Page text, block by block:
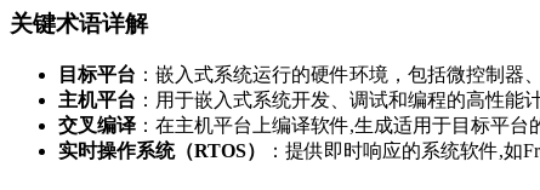
关键术语详解
目标平台 ：嵌入式系统运行的硬件环境，包括微控制器
主机平台 ：用于嵌入式系统开发、调试和编程的高性能计
交叉编译 ：在主机平台上编译软件,生成适用于目标平台
实时操作系统（RTOS）
：提供即时响应的系统软件,如